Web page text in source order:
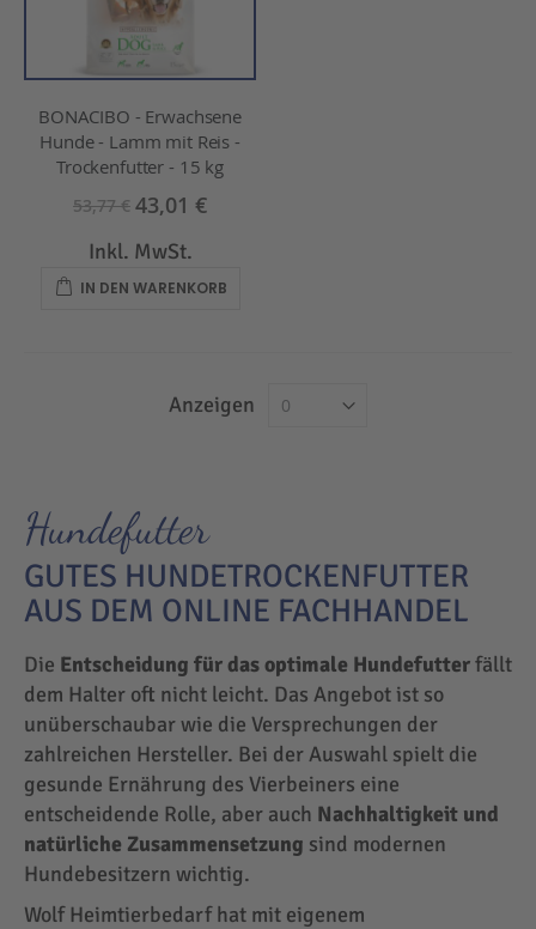
BONACIBO - Erwachsene
Hunde - Lamm mit Reis -
Trockenfutter - 15 kg
53,77 € 43,01 €
Inkl. MwSt.
IN DEN WARENKORB
Anzeigen
Hundefutter
GUTES HUNDETROCKENFUTTER
AUS DEM ONLINE FACHHANDEL
Die Entscheidung für das optimale Hundefutterfällt
dem Halter oft nicht leicht. Das Angebot ist so
unüberschaubar wie die Versprechungen der
zahlreichen Hersteller. Bei der Auswahl spielt die
gesunde Ernährung des Vierbeiners eine
entscheidende Rolle, aber auch Nachhaltigkeit und
natürliche Zusammensetzung sind modernen
Hundebesitzern wichtig.
Wolf Heimtierbedarf hat mit eigenem